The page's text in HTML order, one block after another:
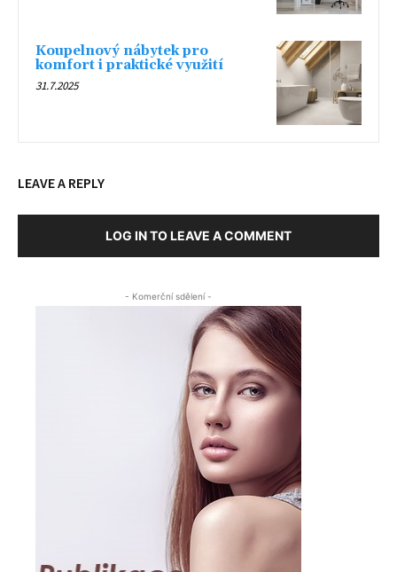
Koupelnový nábytek pro
komfort i praktické využití
31.7.2025
LEAVE A REPLY
LOG IN TO LEAVE A COMMENT
- Komerční sdělení -